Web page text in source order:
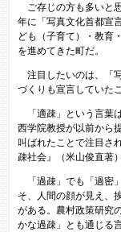
ご存じの方も多いと
年に「写真文化首都宣
ども（子育て）・教育
を進めてきた町だ。
注目したいのは、「
づくりも宣言していた
「適疎」という言葉
西学院教授が以前から
叫ばれたことで注目さ
疎社会』（米山俊直著
「過疎」でも「過密
そ、人間の顔が見え、
がある。農村政策研究
かな過疎」とも通じる